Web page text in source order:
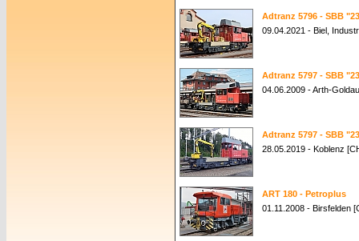
Adtranz 5796 - SBB
09.04.2021 - Biel,
Adtranz 5797 - SBB
04.06.2009 - Arth-
Adtranz 5797 - SBB
28.05.2019 - Koblenz
ART 180 - Petroplus
01.11.2008 - Birsfelden